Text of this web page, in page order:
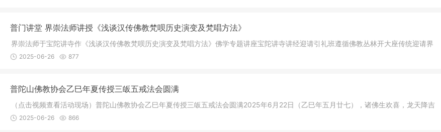
普门讲堂 界崇法师讲授《浅谈汉传佛教梵呗历史演变及梵唱方法》
界崇法师于宝陀讲寺作《浅谈汉传佛教梵呗历史演变及梵唱方法》佛学专题讲座宝陀讲寺讲经迎请引礼班遵循佛教丛林开大座传统迎请界
2025-06-26 877
普陀山佛教协会乙巳年夏传授三皈五戒法会圆满
（点击视频查看活动现场）普陀山佛教协会乙巳年夏传授三皈五戒法会圆满2025年6月22日（乙巳年五月廿七），诸佛生欢喜，龙天降吉
2025-06-26 866